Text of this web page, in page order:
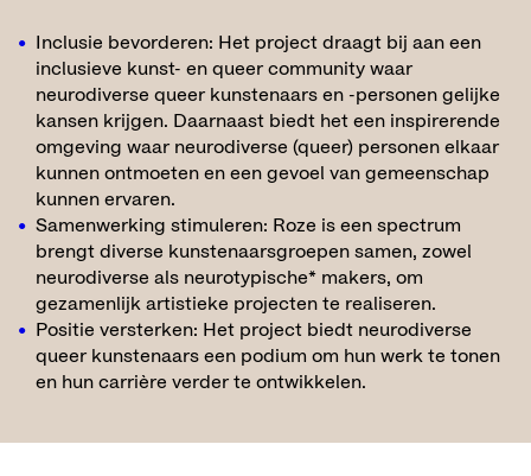
Inclusie bevorderen: Het project draagt bij aan een
inclusieve kunst- en queer community waar
neurodiverse queer kunstenaars en -personen gelijke
kansen krijgen. Daarnaast biedt het een inspirerende
omgeving waar neurodiverse (queer) personen elkaar
kunnen ontmoeten en een gevoel van gemeenschap
kunnen ervaren.
Samenwerking stimuleren: Roze is een spectrum
brengt diverse kunstenaarsgroepen samen, zowel
neurodiverse als neurotypische* makers, om
gezamenlijk artistieke projecten te realiseren.
Positie versterken: Het project biedt neurodiverse
queer kunstenaars een podium om hun werk te tonen
en hun carrière verder te ontwikkelen.